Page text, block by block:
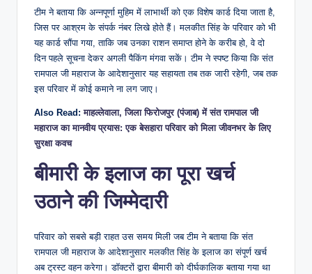
टीम ने बताया कि अन्नपूर्णा मुहिम में लाभार्थी को एक विशेष कार्ड दिया जाता है,
जिस पर आश्रम के संपर्क नंबर लिखे होते हैं। मलकीत सिंह के परिवार को भी
यह कार्ड सौंपा गया, ताकि जब उनका राशन समाप्त होने के करीब हो, वे दो
दिन पहले सूचना देकर अगली पैकिंग मंगवा सकें। टीम ने स्पष्ट किया कि संत
रामपाल जी महाराज के आदेशानुसार यह सहायता तब तक जारी रहेगी, जब तक
इस परिवार में कोई कमाने ना लग जाए।
Also Read:माहल्लेवाला, जिला फिरोजपुर (पंजाब) में संत रामपाल जी
महाराज का मानवीय प्रयास: एक बेसहारा परिवार को मिला जीवनभर के लिए
सुरक्षा कवच
बीमारी के इलाज का पूरा खर्च
उठाने की जिम्मेदारी
परिवार को सबसे बड़ी राहत उस समय मिली जब टीम ने बताया कि संत
रामपाल जी महाराज के आदेशानुसार मलकीत सिंह के इलाज का संपूर्ण खर्च
अब ट्रस्ट वहन करेगा। डॉक्टरों द्वारा बीमारी को दीर्घकालिक बताया गया था